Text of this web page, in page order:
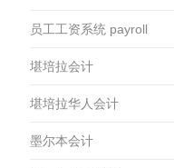
员工工资系统 payroll
堪培拉会计
堪培拉华人会计
墨尔本会计